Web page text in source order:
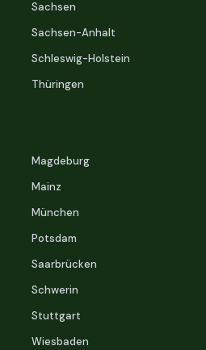
Sachsen
Sachsen-Anhalt
Schleswig-Holstein
Thüringen
Magdeburg
Mainz
München
Potsdam
Saarbrücken
Schwerin
Stuttgart
Wiesbaden